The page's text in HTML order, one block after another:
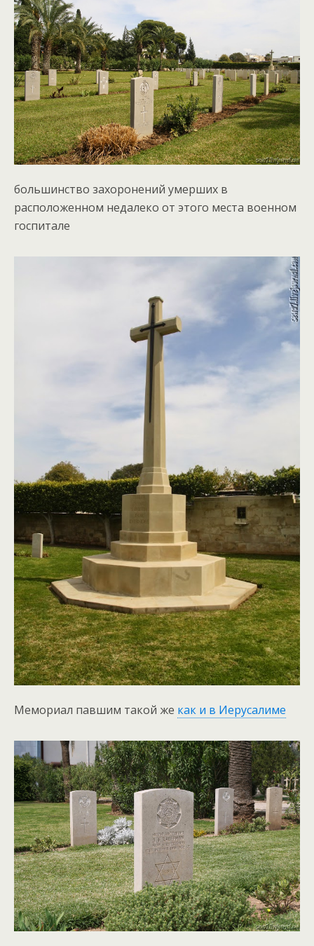
большинство захоронений умерших в
расположенном недалеко от этого места военном
госпитале
Мемориал павшим такой же как и в Иерусалиме